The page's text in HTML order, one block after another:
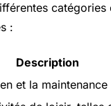
:
Description
et la